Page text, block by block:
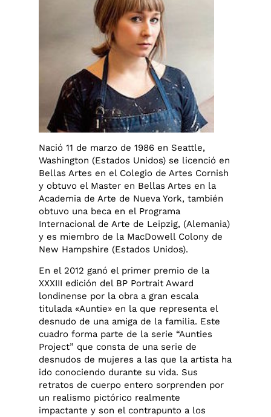
Nació 11 de marzo de 1986 en Seattle,
Washington (Estados Unidos) se licenció en
Bellas Artes en el Colegio de Artes Cornish
y obtuvo el Master en Bellas Artes en la
Academia de Arte de Nueva York, también
obtuvo una beca en el Programa
Internacional de Arte de Leipzig, (Alemania)
y es miembro de la MacDowell Colony de
New Hampshire (Estados Unidos).
En el 2012 ganó el primer premio de la
XXXIII edición del BP Portrait Award
londinense por la obra a gran escala
titulada «Auntie» en la que representa el
desnudo de una amiga de la familia. Este
cuadro forma parte de la serie “Aunties
Project” que consta de una serie de
desnudos de mujeres a las que la artista ha
ido conociendo durante su vida. Sus
retratos de cuerpo entero sorprenden por
un realismo pictórico realmente
impactante y son el contrapunto a los